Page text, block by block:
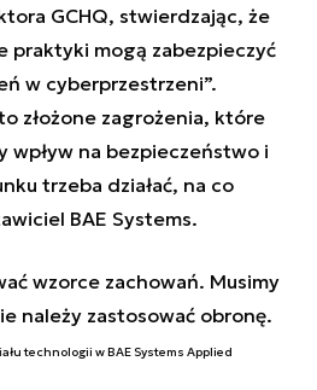
GCHQ, stwierdzając, że
praktyki mogą zabezpieczyć
w cyberprzestrzeni”.
złożone zagrożenia, które
wpływ na bezpieczeństwo i
trzeba działać, na co
BAE Systems.
wzorce zachowań. Musimy
należy zastosować obronę.
technologii w BAE Systems Applied